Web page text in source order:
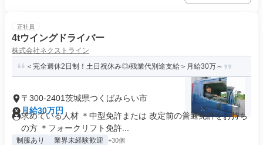
正社員
4tウイングドライバー
株式会社ネクストライン
＜完全週休2日制！土日祝休み◎/残業代別途支給＞月給30万～
〒300-2401茨城県つくばみらい市
月給30万円
求めている人材 ＊中型免許または 改定前の普通免許をお持ち
の方 ＊フォークリフト免許...
制服あり 業界未経験歓迎 +30個